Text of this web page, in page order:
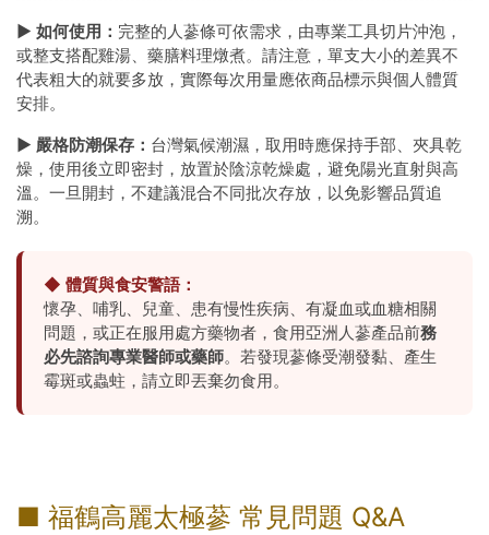
► 如何使用： 完整的人蔘條可依需求，由專業工具切片沖泡，
或整支搭配雞湯、藥膳料理燉煮。請注意，單支大小的差異不
代表粗大的就要多放，實際每次用量應依商品標示與個人體質
安排。
► 嚴格防潮保存： 台灣氣候潮濕，取用時應保持手部、夾具乾
燥，使用後立即密封，放置於陰涼乾燥處，避免陽光直射與高
溫。一旦開封，不建議混合不同批次存放，以免影響品質追
溯。
◆ 體質與食安警語：
懷孕、哺乳、兒童、患有慢性疾病、有凝血或血糖相關
問題，或正在服用處方藥物者，食用亞洲人蔘產品前務
必先諮詢專業醫師或藥師。若發現蔘條受潮發黏、產生
霉斑或蟲蛀，請立即丟棄勿食用。
■ 福鶴高麗太極蔘 常見問題 Q&A